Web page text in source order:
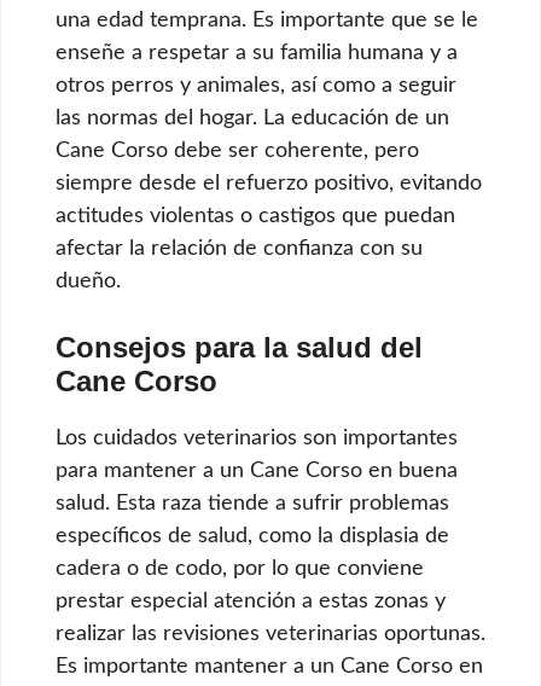
una edad temprana. Es importante que se le
enseñe a respetar a su familia humana y a
otros perros y animales, así como a seguir
las normas del hogar. La educación de un
Cane Corso debe ser coherente, pero
siempre desde el refuerzo positivo, evitando
actitudes violentas o castigos que puedan
afectar la relación de confianza con su
dueño.
Consejos para la salud del
Cane Corso
Los cuidados veterinarios son importantes
para mantener a un Cane Corso en buena
salud. Esta raza tiende a sufrir problemas
específicos de salud, como la displasia de
cadera o de codo, por lo que conviene
prestar especial atención a estas zonas y
realizar las revisiones veterinarias oportunas.
Es importante mantener a un Cane Corso en